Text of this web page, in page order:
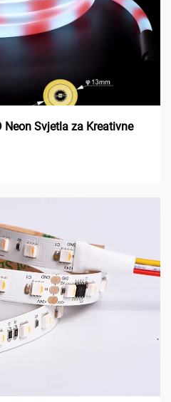
Svjetla za Kreativne